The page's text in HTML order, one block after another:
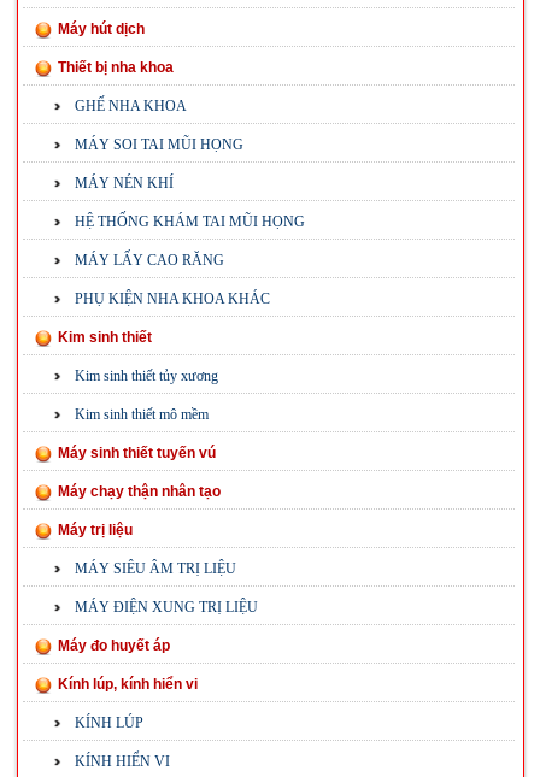
Máy hút dịch
Thiết bị nha khoa
GHẾ NHA KHOA
MÁY SOI TAI MŨI HỌNG
MÁY NÉN KHÍ
HỆ THỐNG KHÁM TAI MŨI HỌNG
MÁY LẤY CAO RĂNG
PHỤ KIỆN NHA KHOA KHÁC
Kim sinh thiết
Kim sinh thiết tủy xương
Kim sinh thiết mô mềm
Máy sinh thiết tuyến vú
Máy chạy thận nhân tạo
Máy trị liệu
MÁY SIÊU ÂM TRỊ LIỆU
MÁY ĐIỆN XUNG TRỊ LIỆU
Máy đo huyết áp
Kính lúp, kính hiển vi
KÍNH LÚP
KÍNH HIỂN VI